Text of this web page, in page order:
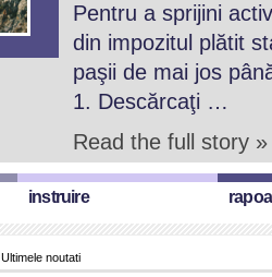
Pentru a sprijini
din impozitul plătit
paşii de mai jos
1. Descărcaţi …
Read the full story »
instruire
Ultimele noutati